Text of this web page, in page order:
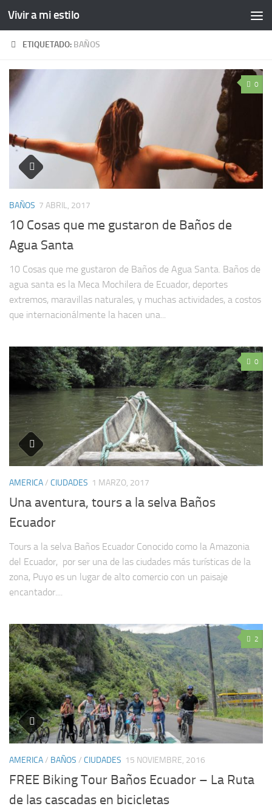
Vivir a mi estilo
ETIQUETADO: BAÑOS
0
BAÑOS 7 ABRIL, 2017
10 Cosas que me gustaron de Baños de
Agua Santa
10 Cosas que me gustaron de Baños de Agua Santa. Baños de
agua santa es la Meca Mochilera de Ecuador, deportes
extremos, maravillas naturales, y muchas actividades, a costos
que internacionálmente la hacen una...
0
AMERICA/ CIUDADES 1 MARZO, 2017
Una aventura, tours a la selva Baños
Ecuador
Tours a la selva Baños Ecuador Conocido como la Amazonia
del Ecuador, por ser una de las ciudades más turísticas de la
zona, Puyo es un lugar de alto comercio con un paisaje
encantador....
2
AMERICA/ BAÑOS / CIUDADES 15 NOVIEMBRE, 2016
FREE Biking Tour Baños Ecuador – La Ruta
de las cascadas en bicicletas